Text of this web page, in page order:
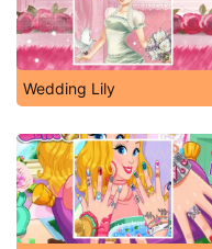
Wedding Lily